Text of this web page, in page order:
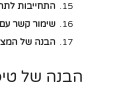
התחייבות
שימור קשר
הבנה של
הבנה של